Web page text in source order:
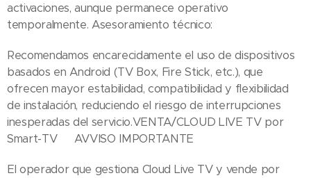
activaciones, aunque permanece operativo
temporalmente. Asesoramiento técnico:
Recomendamos encarecidamente el uso de dispositivos
basados ​​en Android (TV Box, Fire Stick, etc.), que
ofrecen mayor estabilidad, compatibilidad y flexibilidad
de instalación, reduciendo el riesgo de interrupciones
inesperadas del servicio.VENTA/CLOUD LIVE TV por
Smart-TV🇮🇹 AVVISO IMPORTANTE
El operador que gestiona Cloud Live TV y vende por